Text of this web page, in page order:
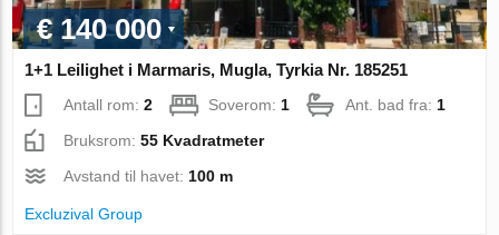
€ 140 000
1+1 Leilighet i Marmaris, Mugla, Tyrkia Nr. 185251
Antall rom:2 Soverom: 1 Ant. bad fra: 1
Bruksrom:55 Kvadratmeter
Avstand til havet: 100 m
Excluzival Group